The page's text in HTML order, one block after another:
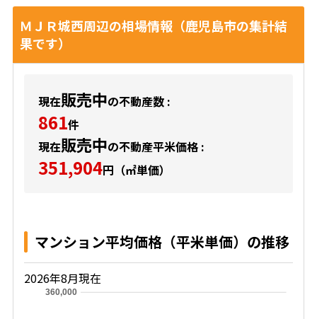
ＭＪＲ城西周辺の相場情報（鹿児島市の集計結
果です）
現在販売中の不動産数 :
861件
現在販売中の不動産平米価格 :
351,904円（㎡単価）
マンション平均価格（平米単価）の推移
2026年8月現在
360,000